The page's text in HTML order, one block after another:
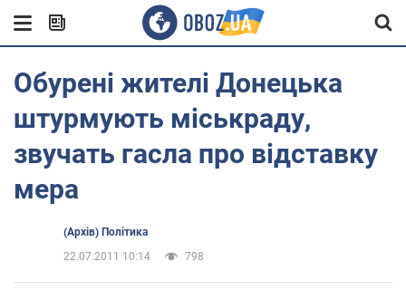
Обурені жителі Донецька
штурмують міськраду,
звучать гасла про відставку
мера
(Архів) Політика
22.07.2011 10:14
798